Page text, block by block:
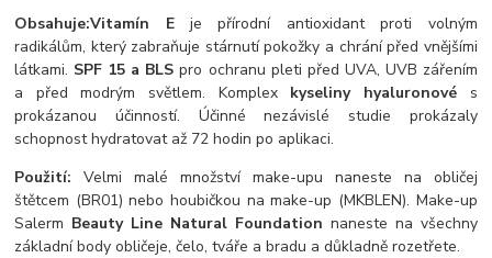
Obsahuje:Vitamín Eje přírodní antioxidant proti volným
radikálům, který zabraňuje stárnutí pokožky a chrání před vnějšími
látkami. SPF 15 a BLS pro ochranu pleti před UVA, UVB zářením
a před modrým světlem. Komplex kyseliny hyaluronové s
prokázanou účinností. Účinné nezávislé studie prokázaly
schopnost hydratovat až 72 hodin po aplikaci.
Použití: Velmi malé množství make-upu naneste na obličej
štětcem (BR01) nebo houbičkou na make-up (MKBLEN). Make-up
Salerm Beauty Line Natural Foundation naneste na všechny
základní body obličeje, čelo, tváře a bradu a důkladně rozetřete.